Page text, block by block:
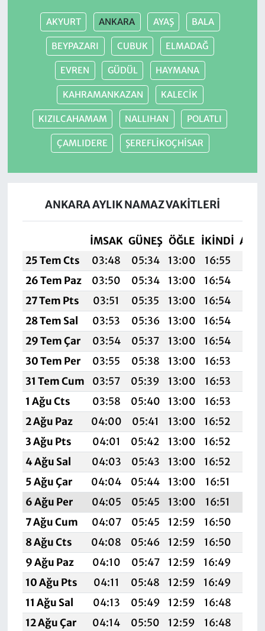
AKYURT ANKARA AYAŞ BALA
BEYPAZARI CUBUK ELMADAĞ
EVREN GÜDÜL HAYMANA
KAHRAMANKAZAN KALECİK
KIZILCAHAMAM NALLIHAN POLATLI
ÇAMLIDERE ŞEREFLİKOÇHİSAR
ANKARA AYLIK NAMAZ VAKITLERI
İMSAK GÜNEŞ ÖĞLE İKINDI
25 Tem Cts
03:48 05:34 13:00 16:55
26 Tem Paz
03:50 05:34 13:00 16:54
27 Tem Pts
03:51 05:35 13:00 16:54
28 Tem Sal
03:53 05:36 13:00 16:54
29 Tem Çar
03:54 05:37 13:00 16:54
30 Tem Per
03:55 05:38 13:00 16:53
31 Tem Cum
03:57 05:39 13:00 16:53
1 Ağu Cts
03:58 05:40 13:00 16:53
2 Ağu Paz
04:00 05:41 13:00 16:52
3 Ağu Pts
04:01 05:42 13:00 16:52
4 Ağu Sal
04:03 05:43 13:00 16:52
5 Ağu Çar
04:04 05:44 13:00 16:51
6 Ağu Per
04:05 05:45 13:00 16:51
7 Ağu Cum
04:07 05:45 12:59 16:50
8 Ağu Cts
04:08 05:46 12:59 16:50
9 Ağu Paz
04:10 05:47 12:59 16:49
10 Ağu Pts
04:11 05:48 12:59 16:49
11 Ağu Sal
04:13 05:49 12:59 16:48
12 Ağu Çar
04:14 05:50 12:59 16:48